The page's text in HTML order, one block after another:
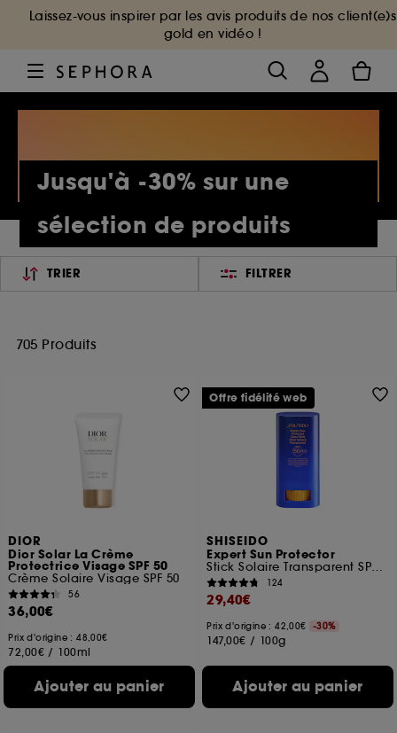
Laissez-vous inspirer par les avis produits de nos client(e)s
gold en vidéo !
Jusqu'à -30% sur une
sélection de produits
TRIER FILTRER
705 Produits
DIOR
Dior Solar La Crème
Protectrice Visage SPF 50
Crème Solaire Visage SPF 50
56
36,00€
Prix d'origine : 48,00€
72,00€ / 100ml
Ajouter au panier
SHISEIDO
Expert Sun Protector
Stick Solaire Transparent SPF50+
124
29,40€
Prix d'origine : 42,00€ -30%
147,00€ / 100g
Ajouter au panier
Offre fidélité web